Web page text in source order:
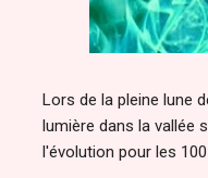
Lors de la pleine lune
lumière dans la vallée
l'évolution pour les